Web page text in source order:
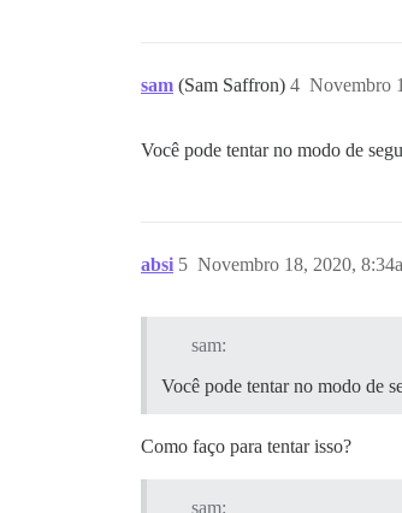
sam (Sam Saffron) Novembro
4
Você pode tentar no modo de
absi Novembro 18, 2020,
5
sam:
Você pode tentar no modo de
Como faço para tentar isso?
sam: